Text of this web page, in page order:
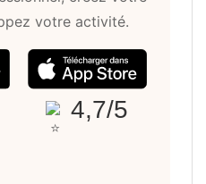
votre activité.
4,7/5